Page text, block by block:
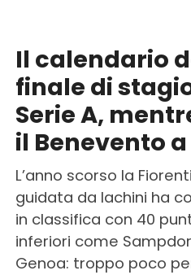
Il calendario
finale di
Serie A,
il Benevento
L’anno scorso la
guidata da Iachini ha
in classifica con 40
inferiori come
Genoa: troppo poco